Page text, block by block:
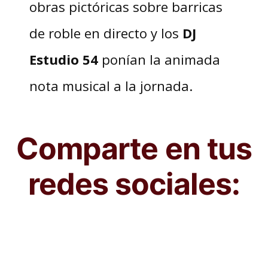
obras pictóricas sobre barricas
de roble en directo y los DJ
Estudio 54ponían la animada
nota musical a la jornada.
Comparte en tus
redes sociales: